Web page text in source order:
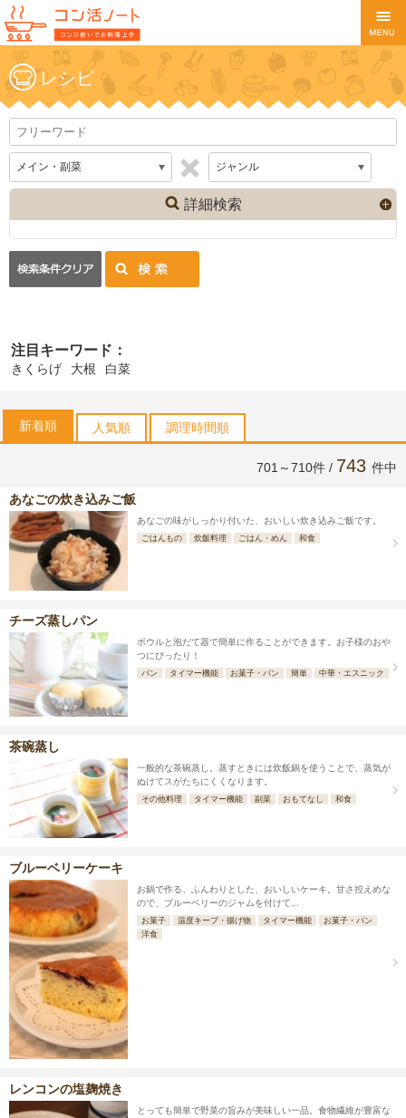
レシピ
詳細検索
注目キーワード：
きくらげ 大根 白菜
新着順 人気順 調理時間順
701～710件 / 743 件中
あなごの炊き込みご飯
あなごの味がしっかり付いた、おいしい炊き込みご飯です。
ごはんもの 炊飯料理 ごはん・めん 和食
チーズ蒸しパン
ボウルと泡だて器で簡単に作ることができます。お子様のおや
つにぴったり！
パン タイマー機能 お菓子・パン 簡単 中華・エスニック
茶碗蒸し
一般的な茶碗蒸し。蒸すときには炊飯鍋を使うことで、蒸気が
ぬけてスがたちにくくなります。
その他料理 タイマー機能 副菜 おもてなし 和食
ブルーベリーケーキ
お鍋で作る、ふんわりとした、おいしいケーキ。甘さ控えめな
ので、ブルーベリーのジャムを付けて...
お菓子 温度キープ・揚げ物 タイマー機能
お菓子・パン
洋食
レンコンの塩麹焼き
とっても簡単で野菜の旨みが美味しい一品。食物繊維が豊富な